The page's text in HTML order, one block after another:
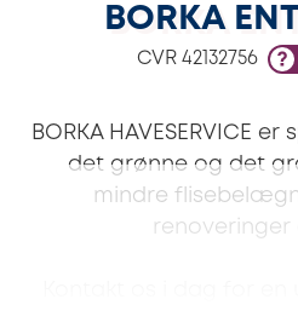
BORKA
CVR 42132756
BORKA HAVESERVICE
det grønne og det
mindre
renoveringer